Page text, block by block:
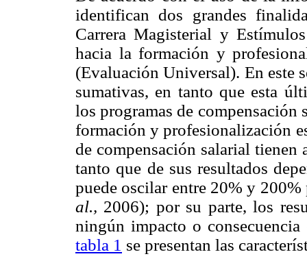
identifican dos grandes
Carrera Magisterial y
hacia la formación y
(Evaluación Universal). En este
sumativas, en tanto que esta
los programas de
formación y profesionalización
de compensación salarial
tanto que de sus resultados
puede oscilar entre 20% y
al., 2006); por su parte, los
ningún impacto o
tabla 1 se presentan las